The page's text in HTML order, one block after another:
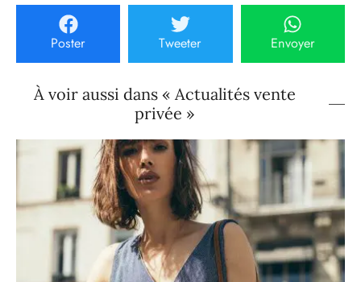
Poster Tweeter Envoyer
À voir aussi dans « Actualités vente
privée »